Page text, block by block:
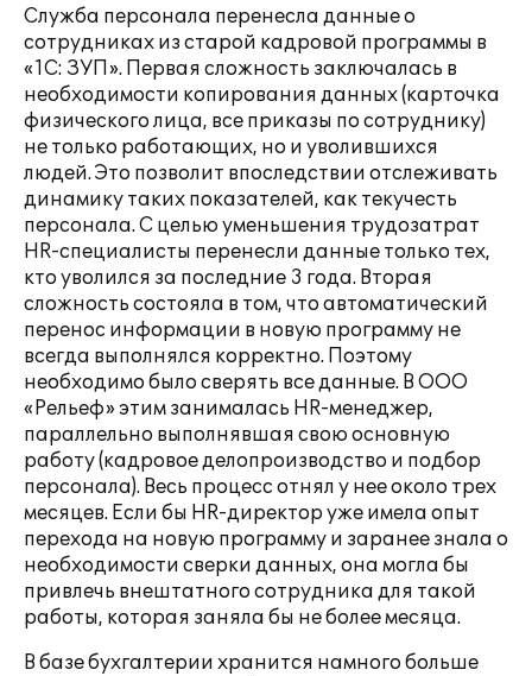
Служба персонала перенесла данные о
сотрудниках из старой кадровой программы в
«1С: ЗУП». Первая сложность заключалась в
необходимости копирования данных (карточка
физического лица, все приказы по сотруднику)
не только работающих, но и уволившихся
людей. Это позволит впоследствии отслеживать
динамику таких показателей, как текучесть
персонала. С целью уменьшения трудозатрат
HR-специалисты перенесли данные только тех,
кто уволился за последние 3 года. Вторая
сложность состояла в том, что автоматический
перенос информации в новую программу не
всегда выполнялся корректно. Поэтому
необходимо было сверять все данные. В ООО
«Рельеф» этим занималась HR-менеджер,
параллельно выполнявшая свою основную
работу (кадровое делопроизводство и подбор
персонала). Весь процесс отнял у нее около трех
месяцев. Если бы HR-директор уже имела опыт
перехода на новую программу и заранее знала о
необходимости сверки данных, она могла бы
привлечь внештатного сотрудника для такой
работы, которая заняла бы не более месяца.
В базе бухгалтерии хранится намного больше